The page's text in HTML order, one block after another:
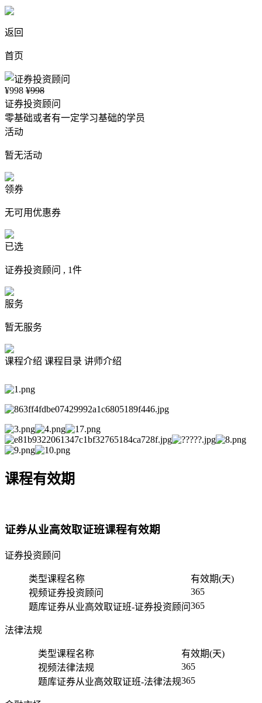
返回
首页
¥998 ¥998
证券投资顾问
零基础或者有一定学习基础的学员
活动
暂无活动
领券
无可用优惠券
已选
证券投资顾问 , 1件
服务
暂无服务
课程介绍 课程目录 讲师介绍
课程有效期
证券从业高效取证班课程有效期
证券投资顾问
类型课程名称
有效期(天)
视频证券投资顾问
365
题库证券从业高效取证班-证券投资顾问365
法律法规
类型课程名称
有效期(天)
视频法律法规
365
题库证券从业高效取证班-法律法规365